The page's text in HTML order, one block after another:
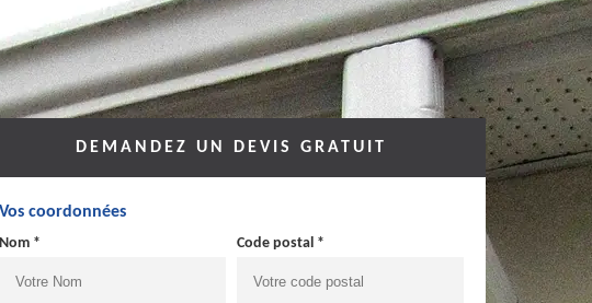
DEMANDEZ UN DEVIS GRATUIT
Vos coordonnées
Nom * Code postal *